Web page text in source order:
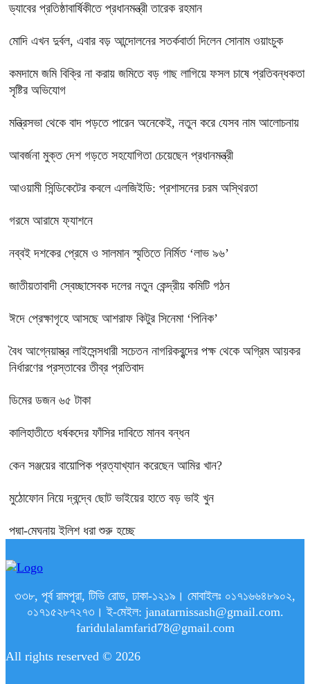
ড্যাবের প্রতিষ্ঠাবার্ষিকীতে প্রধানমন্ত্রী তারেক রহমান
মোদি এখন দুর্বল, এবার বড় আন্দোলনের সতর্কবার্তা দিলেন সোনাম ওয়াংচুক
কমদামে জমি বিক্রি না করায় জমিতে বড় গাছ লাগিয়ে ফসল চাষে প্রতিবন্ধকতা
সৃষ্টির অভিযোগ
মন্ত্রিসভা থেকে বাদ পড়তে পারেন অনেকেই, নতুন করে যেসব নাম আলোচনায়
আবর্জনা মুক্ত দেশ গড়তে সহযোগিতা চেয়েছেন প্রধানমন্ত্রী
‎আওয়ামী সিন্ডিকেটের কবলে এলজিইডি: প্রশাসনের চরম অস্থিরতা
গরমে আরামে ফ্যাশনে
নব্বই দশকের প্রেমে ও সালমান স্মৃতিতে নির্মিত ‘লাভ ৯৬’
জাতীয়তাবাদী স্বেচ্ছাসেবক দলের নতুন কেন্দ্রীয় কমিটি গঠন
ঈদে প্রেক্ষাগৃহে আসছে আশরাফ কিটুর সিনেমা ‘পিনিক’
বৈধ আগ্নেয়াস্ত্র লাইসেন্সধারী সচেতন নাগরিকবৃন্দের পক্ষ থেকে অগ্রিম আয়কর
নির্ধারণের প্রস্তাবের তীব্র প্রতিবাদ
ডিমের ডজন ৬৫ টাকা
কালিহাতীতে ধর্ষকদের ফাঁসির দাবিতে মানব বন্ধন
কেন সঞ্জয়ের বায়োপিক প্রত্যাখ্যান করেছেন আমির খান?
মুঠোফোন নিয়ে দ্বন্দ্বে ছোট ভাইয়ের হাতে বড় ভাই খুন
পদ্মা-মেঘনায় ইলিশ ধরা শুরু হচ্ছে
৩৩৮, পূর্ব রামপুরা, টিভি রোড, ঢাকা-১২১৯। মোবাইলঃ ০১৭১৬৬৪৮৯০২,
০১৭১৫২৮৭২৭৩। ই-মেইল: janatarnissash@gmail.com.
faridulalamfarid78@gmail.com
All rights reserved © 2026